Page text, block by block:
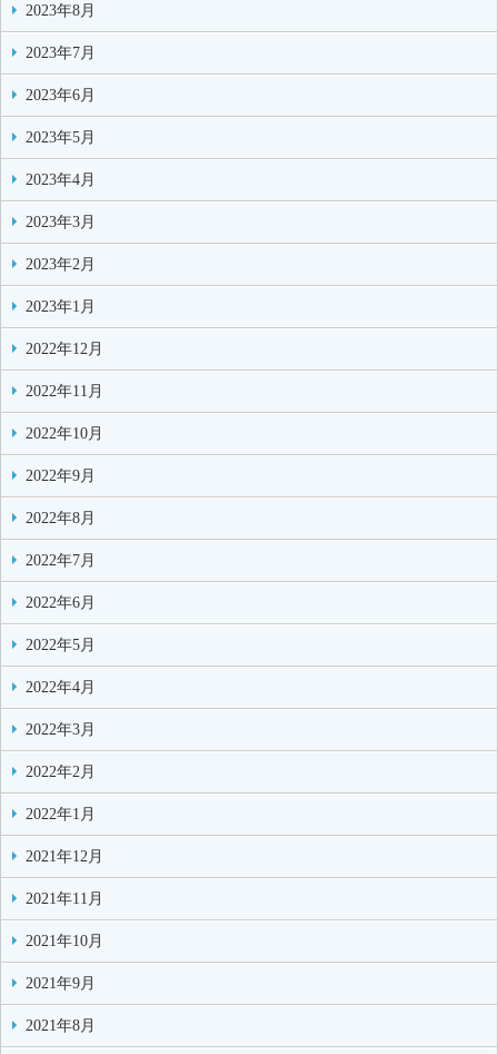
2023年8月
2023年7月
2023年6月
2023年5月
2023年4月
2023年3月
2023年2月
2023年1月
2022年12月
2022年11月
2022年10月
2022年9月
2022年8月
2022年7月
2022年6月
2022年5月
2022年4月
2022年3月
2022年2月
2022年1月
2021年12月
2021年11月
2021年10月
2021年9月
2021年8月